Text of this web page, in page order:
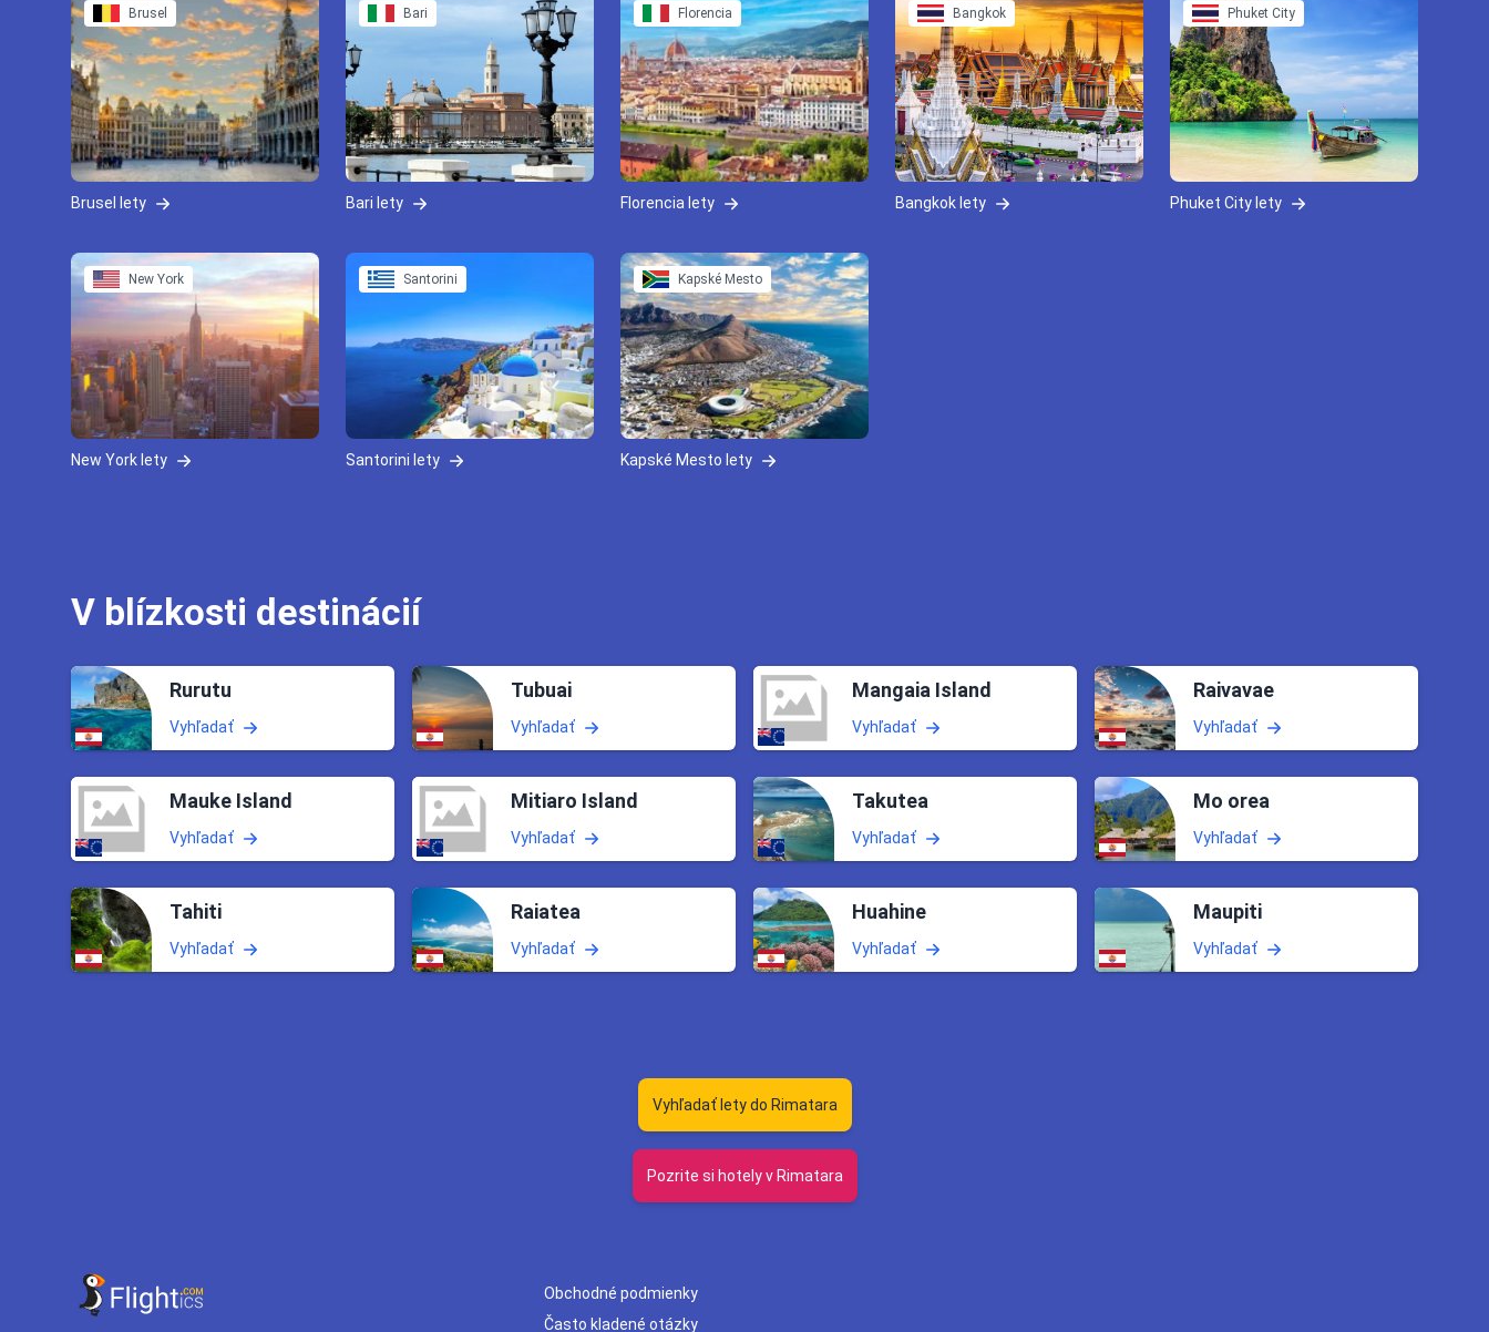
Brusel
Brusel lety
Bari
Bari lety
Florencia
Florencia lety
Bangkok
Bangkok lety
Phuket City
Phuket City lety
New York
New York lety
Santorini
Santorini lety
Kapské Mesto
Kapské Mesto lety
V blízkosti destinácií
Rurutu
Vyhľadať
Tubuai
Vyhľadať
Mangaia Island
Vyhľadať
Raivavae
Vyhľadať
Mauke Island
Vyhľadať
Mitiaro Island
Vyhľadať
Takutea
Vyhľadať
Mo orea
Vyhľadať
Tahiti
Vyhľadať
Raiatea
Vyhľadať
Huahine
Vyhľadať
Maupiti
Vyhľadať
Vyhľadať lety do Rimatara
Pozrite si hotely v Rimatara
Obchodné podmienky
Často kladené otázky